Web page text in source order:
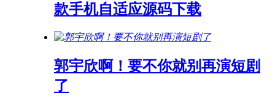
款手机自适应源码下载
郭宇欣啊！要不你就别再演短剧
了